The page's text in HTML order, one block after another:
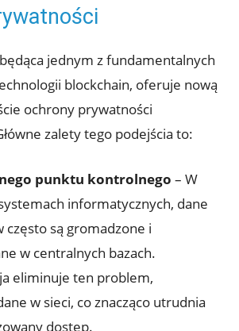
jednym z fundamentalnych⁣
blockchain, oferuje nową
⁢ochrony prywatności
zalety tego podejścia to:
​punktu kontrolnego – W
informatycznych, dane
często są gromadzone​ i
w centralnych ‌bazach.
eliminuje ten problem,
‌w sieci, ⁣co znacząco utrudnia
dostęp.